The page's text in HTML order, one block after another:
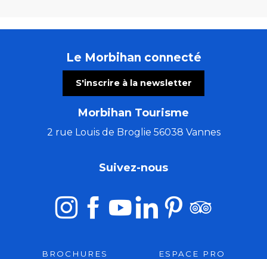
Le Morbihan connecté
S'inscrire à la newsletter
Morbihan Tourisme
2 rue Louis de Broglie 56038 Vannes
Suivez-nous
BROCHURES ESPACE PRO